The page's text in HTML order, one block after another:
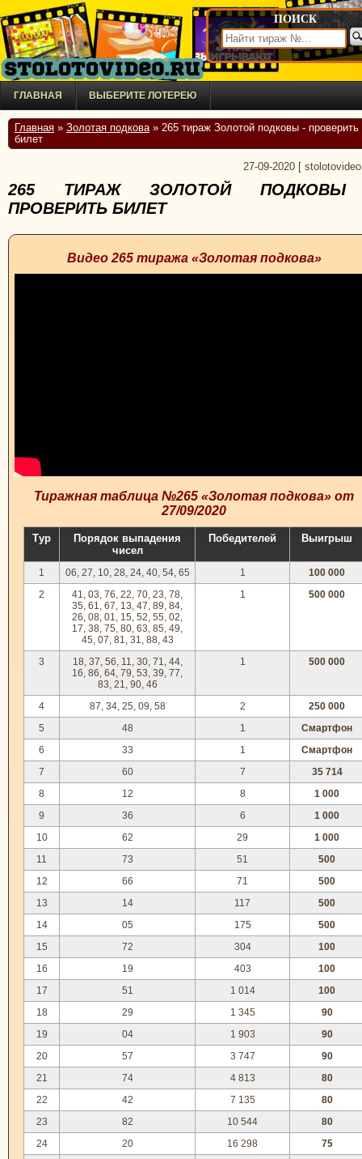
ПОИСК
ГЛАВНАЯ ВЫБЕРИТЕ ЛОТЕРЕЮ
Главная » Золотая подкова» 265 тираж Золотой подковы - проверить
билет
27-09-2020
265 ТИРАЖ ЗОЛОТОЙ
ПРОВЕРИТЬ БИЛЕТ
Видео 265 тиража «Золотая подкова»
Тиражная таблица №265 «Золотая подкова» от
27/09/2020
Тур
Порядок выпадения
чисел
Победителей Выигрыш
1 06, 27, 10, 28, 24, 40, 54, 65 1
100 000
2
41, 03, 76, 22, 70, 23, 78,
35, 61, 67, 13, 47, 89, 84,
26, 08, 01, 15, 52, 55, 02,
17, 38, 75, 80, 63, 85, 49,
45, 07, 81, 31, 88, 43
1 500 000
3
18, 37, 56, 11, 30, 71, 44,
16, 86, 64, 79, 53, 39, 77,
83, 21, 90, 46
1 500 000
4 87, 34, 25, 09, 58 2
250 000
5
48 1
Смартфон
6
33 1
Смартфон
7
60 7
35 714
8
12 8
1 000
9
36 6
1 000
10
62 29
1 000
11
73 51
500
12
66 71
500
13
14 117
500
14
05 175
500
15
72 304
100
16
19 403
100
17
51 1 014
100
18
29 1 345
90
19
04 1 903
90
20
57 3 747
90
21
74 4 813
80
22
42 7 135
80
23
82 10 544
80
24
20 16 298
75